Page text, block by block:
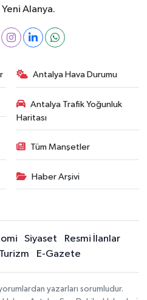
Yeni Alanya.
Antalya Hava Durumu
Antalya Trafik Yoğunluk
Haritası
Tüm Manşetler
Haber Arşivi
Siyaset
Resmi İlanlar
Turizm E-Gazete
yazarları sorumludur.